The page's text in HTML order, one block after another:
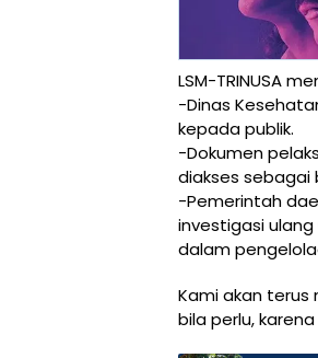
LSM-TRINUSA
-Dinas
kepada publik.
-Dokumen
diakses sebagai
-Pemerintah
investigasi
dalam
Kami akan terus
bila perlu,